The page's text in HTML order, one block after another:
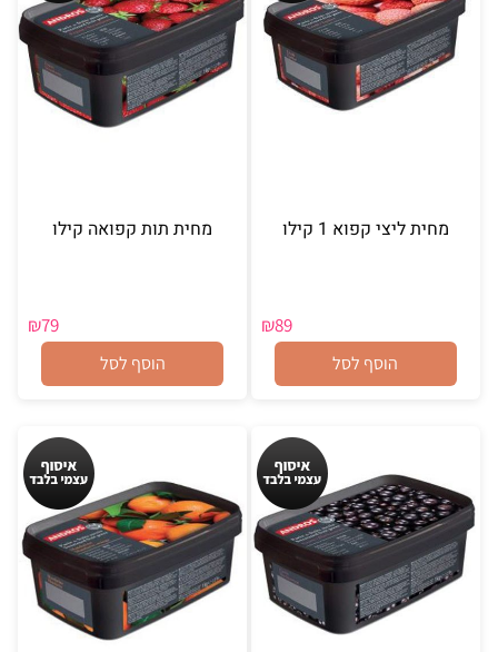
מחית ליצי קפוא 1 קילו
₪89
הוסף לסל
מחית תות קפואה קילו
₪79
הוסף לסל